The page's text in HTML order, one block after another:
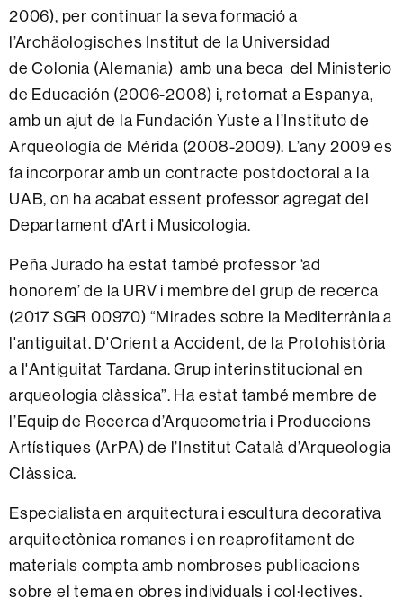
2006), per continuar la seva formació a
l’Archäologisches Institut de la Universidad
de Colonia (Alemania) amb una beca del Ministerio
de Educación (2006-2008) i, retornat a Espanya,
amb un ajut de la Fundación Yuste a l’Instituto de
Arqueología de Mérida (2008-2009). L’any 2009 es
fa incorporar amb un contracte postdoctoral a la
UAB, on ha acabat essent professor agregat del
Departament d’Art i Musicologia.
Peña Jurado ha estat també professor ‘ad
honorem’ de la URV i membre del grup de recerca
(2017 SGR 00970) “Mirades sobre la Mediterrània a
l'antiguitat. D'Orient a Accident, de la Protohistòria
a l'Antiguitat Tardana. Grup interinstitucional en
arqueologia clàssica”. Ha estat també membre de
l’Equip de Recerca d’Arqueometria i Produccions
Artístiques (ArPA) de l’Institut Català d’Arqueologia
Clàssica.
Especialista en arquitectura i escultura decorativa
arquitectònica romanes i en reaprofitament de
materials compta amb nombroses publicacions
sobre el tema en obres individuals i col·lectives.